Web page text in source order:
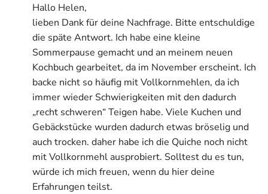
Hallo Helen,
lieben Dank für deine Nachfrage. Bitte entschuldige
die späte Antwort. Ich habe eine kleine
Sommerpause gemacht und an meinem neuen
Kochbuch gearbeitet, da im November erscheint. Ich
backe nicht so häufig mit Vollkornmehlen, da ich
immer wieder Schwierigkeiten mit den dadurch
„recht schweren“ Teigen habe. Viele Kuchen und
Gebäckstücke wurden dadurch etwas bröselig und
auch trocken. daher habe ich die Quiche noch nicht
mit Vollkornmehl ausprobiert. Solltest du es tun,
würde ich mich freuen, wenn du hier deine
Erfahrungen teilst.